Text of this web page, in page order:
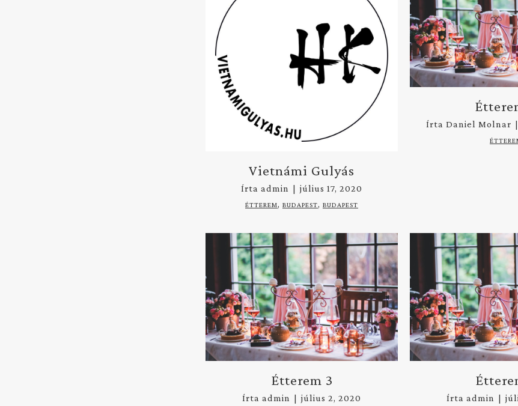
Vietnámi Gulyás
Írta admin | július 17, 2020
ÉTTEREM, BUDAPEST, BUDAPEST
Írta Daniel Molnar |
Étterem 3
Írta admin | július 2, 2020 Írta admin |